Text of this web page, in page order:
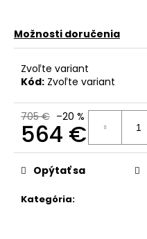
Možnosti doručenia
Zvoľte variant
Kód: Zvoľte variant
705 € –20 %
564 €
Jednotková
cena:
Kategória:
Opýtať sa
ú
č
a
m